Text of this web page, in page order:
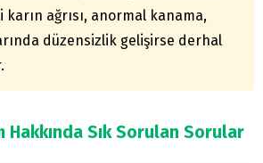
karın ağrısı, anormal kanama,
düzensizlik gelişirse derhal
Hakkında Sık Sorulan Sorular